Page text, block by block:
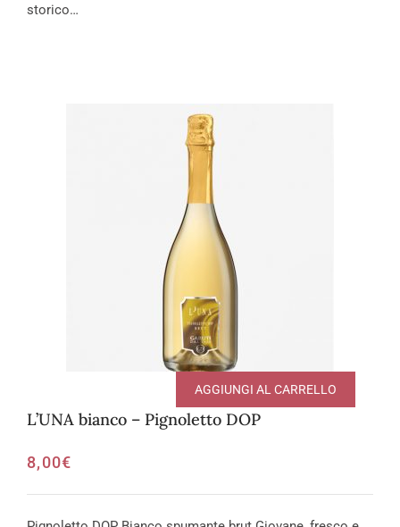
storico…
L’UNA bianco – Pignoletto DOP
8,00€
AGGIUNGI AL CARRELLO